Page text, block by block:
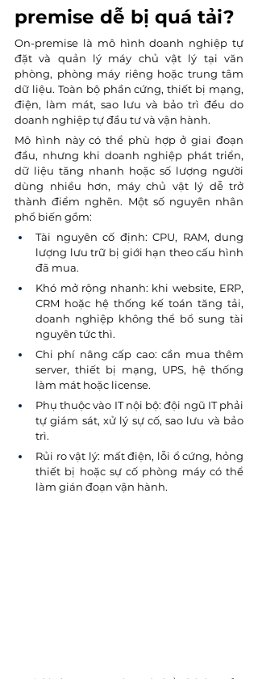
premise dễ bị quá tải?
On-premise là mô hình doanh nghiệp tự
đặt và quản lý máy chủ vật lý tại văn
phòng, phòng máy riêng hoặc trung tâm
dữ liệu. Toàn bộ phần cứng, thiết bị mạng,
điện, làm mát, sao lưu và bảo trì đều do
doanh nghiệp tự đầu tư và vận hành.
Mô hình này có thể phù hợp ở giai đoạn
đầu, nhưng khi doanh nghiệp phát triển,
dữ liệu tăng nhanh hoặc số lượng người
dùng nhiều hơn, máy chủ vật lý dễ trở
thành điểm nghẽn. Một số nguyên nhân
phổ biến gồm:
Tài nguyên cố định: CPU, RAM, dung
lượng lưu trữ bị giới hạn theo cấu hình
đã mua.
Khó mở rộng nhanh: khi website, ERP,
CRM hoặc hệ thống kế toán tăng tải,
doanh nghiệp không thể bổ sung tài
nguyên tức thì.
Chi phí nâng cấp cao: cần mua thêm
server, thiết bị mạng, UPS, hệ thống
làm mát hoặc license.
Phụ thuộc vào IT nội bộ: đội ngũ IT phải
tự giám sát, xử lý sự cố, sao lưu và bảo
trì.
Rủi ro vật lý: mất điện, lỗi ổ cứng, hỏng
thiết bị hoặc sự cố phòng máy có thể
làm gián đoạn vận hành.